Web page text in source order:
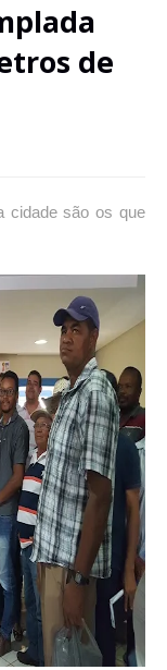
de
cidade são os que